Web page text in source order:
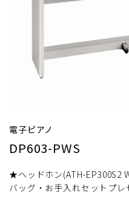
電子ピアノ
DP603-PWS
★ヘッドホン(ATH-EP300S2
バッグ・お手入れセットプ